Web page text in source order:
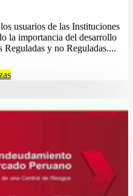
usuarios de las Instituciones
la importancia del desarrollo
Reguladas y no Reguladas....